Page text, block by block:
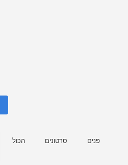
הכול סרטונים פנים